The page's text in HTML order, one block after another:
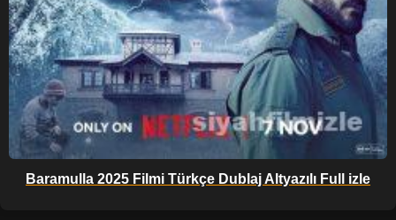
Baramulla 2025 Filmi Türkçe Dublaj Altyazılı Full izle